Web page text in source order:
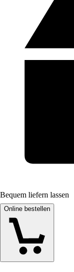
Bequem liefern lassen
Online bestellen